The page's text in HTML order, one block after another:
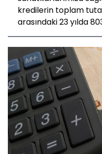
kredilerin toplam
arasındaki 23 yılda